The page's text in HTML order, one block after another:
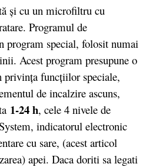
și cu un microfiltru cu
Programul de
program special, folosit numai
Acest program presupune o
privinţa funcţiilor speciale,
de incalzire ascuns,
1-24 h, cele 4 nivele de
indicatorul electronic
cu sare, (acest articol
apei. Daca doriti sa legati